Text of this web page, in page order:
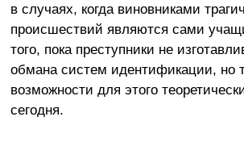
в случаях, когда виновниками
происшествий являются сами
того, пока преступники не
обмана систем идентификации, но
возможности для этого
сегодня.